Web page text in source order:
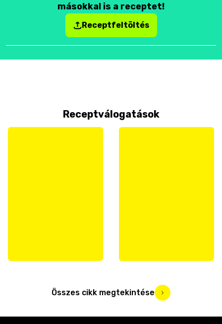
másokkal is a receptet!
Receptfeltöltés
Receptválogatások
Összes cikk megtekintése